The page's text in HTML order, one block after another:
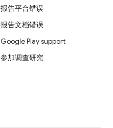
报告平台错误
报告文档错误
Google Play support
参加调查研究